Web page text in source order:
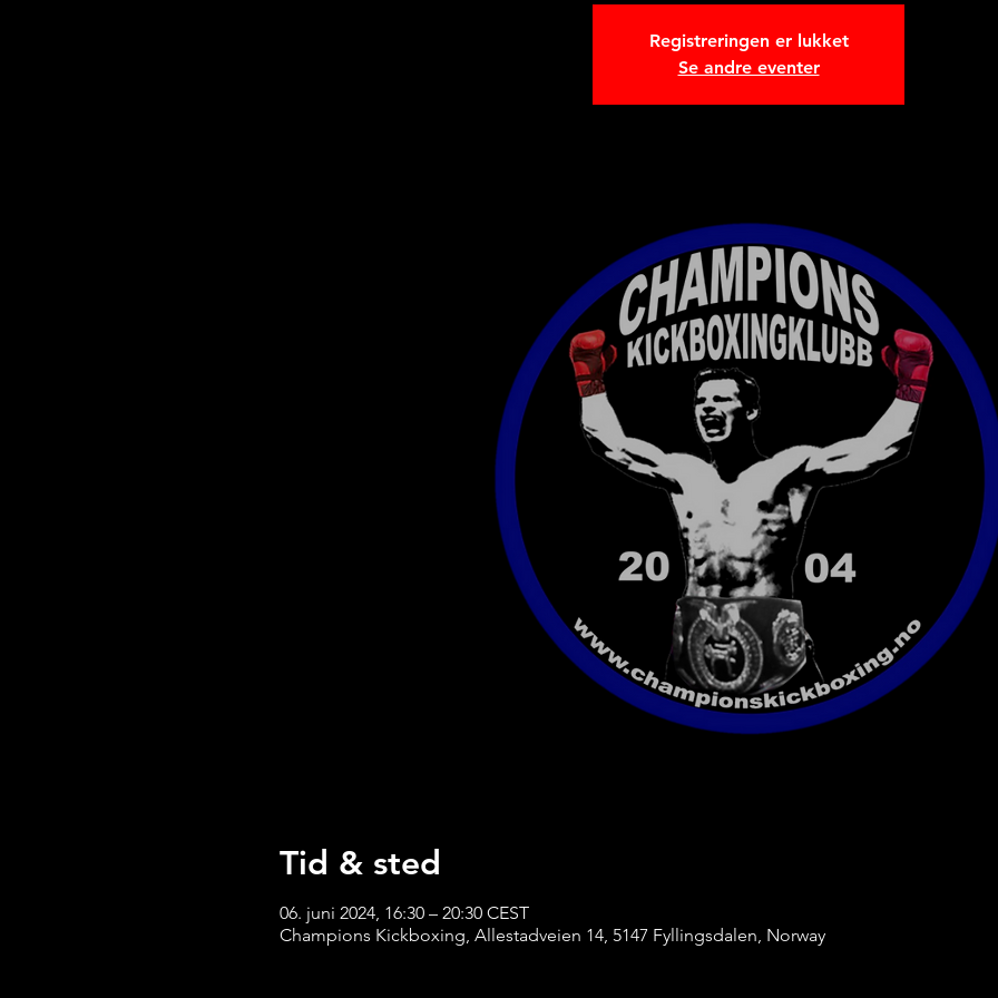
Registreringen er lukket
Se andre eventer
Tid & sted
06. juni 2024, 16:30 – 20:30 CEST
Champions Kickboxing, Allestadveien 14, 5147 Fyllingsdalen, Norway